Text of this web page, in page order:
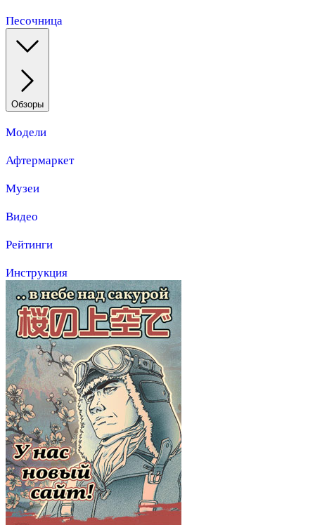
Песочница
Обзоры
Модели
Афтермаркет
Музеи
Видео
Рейтинги
Инструкция